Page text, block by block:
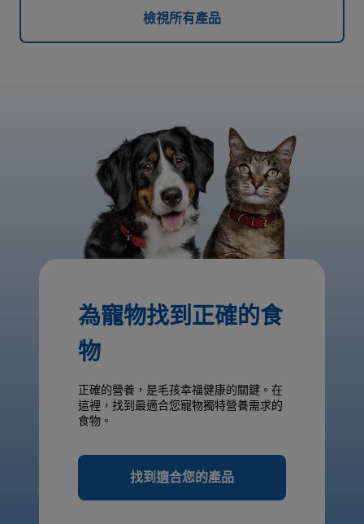
檢視所有產品
為寵物找到正確的食
物
正確的營養，是毛孩幸福健康的關鍵。在
這裡，找到最適合您寵物獨特營養需求的
食物。
找到適合您的產品